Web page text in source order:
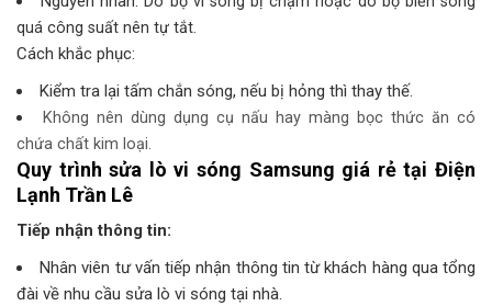
quá công suất nên tự tắt.
Cách khắc phục:
Kiểm tra lại tấm chắn sóng, nếu bị hỏng thì thay thế.
Không nên dùng dụng cụ nấu hay màng bọc thức ăn có
chứa chất kim loại.
Quy trình sửa lò vi sóng Samsung giá rẻ tại Điện
Lạnh Trần Lê
Tiếp nhận thông tin:
Nhân viên tư vấn tiếp nhận thông tin từ khách hàng qua tổng
đài về nhu cầu sửa lò vi sóng tại nhà.